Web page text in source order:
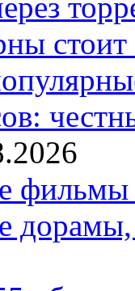
стоит
фильмы
дорамы,